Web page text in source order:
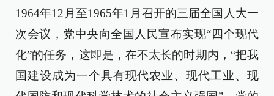
1964年12月至1965年1月召开的三届全国人大一
次会议，党中央向全国人民宣布实现“四个现代
化”的任务，这即是，在不太长的时期内，“把我
国建设成为一个具有现代农业、现代工业、现